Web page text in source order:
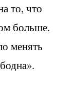
то, что
больше.
менять